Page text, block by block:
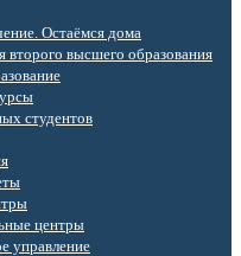
Остаёмся дома
второго высшего образования
студентов
центры
управление